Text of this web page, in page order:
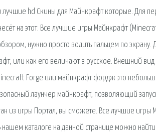
hd Скины для Майнкрафт которые. Для
на этот. Все лучшие игры Майнкрафт
нужно просто водить пальцем по экрану.
или как его величают в русское. Внешний
Forge или майнкрафт фордж это
лаунчер майнкрафт, позволяющий
из игры Портал, вы сможете. Все лучшие
каталоге на данной странице можно